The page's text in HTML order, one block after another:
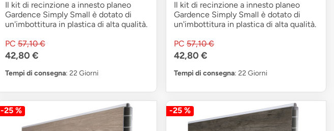
Il kit di recinzione a innesto planeo
Gardence Simply Small è dotato di
un'imbottitura in plastica di alta qualità.
PC 57,10 €
42,80 €
Tempi di consegna: 22 Giorni
Il kit di recinzione a innesto planeo
Gardence Simply Small è dotato di
un'imbottitura in plastica di alta qualità.
PC 57,10 €
42,80 €
Tempi di consegna: 22 Giorni
-25 % -25 %